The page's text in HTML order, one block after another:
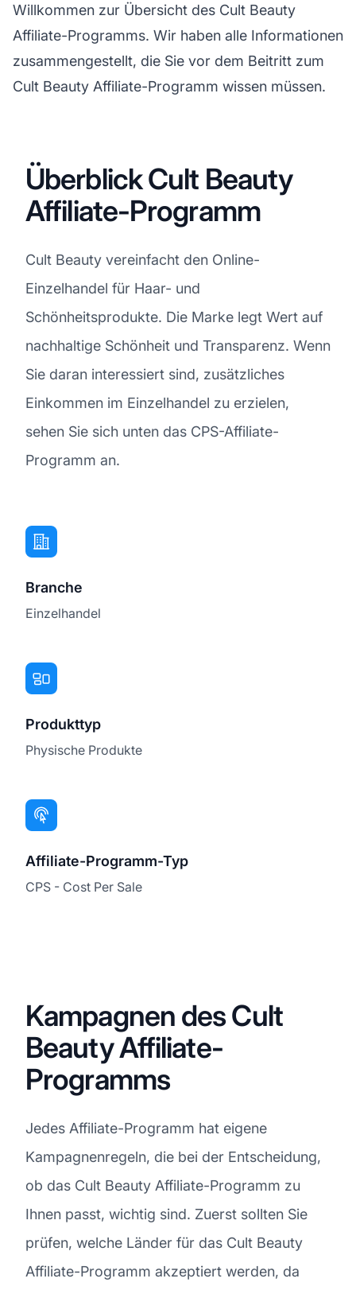
Willkommen zur Übersicht des Cult Beauty
Affiliate-Programms. Wir haben alle Informationen
zusammengestellt, die Sie vor dem Beitritt zum
Cult Beauty Affiliate-Programm wissen müssen.
Überblick Cult Beauty
Affiliate-Programm
Cult Beauty vereinfacht den Online-
Einzelhandel für Haar- und
Schönheitsprodukte. Die Marke legt Wert auf
nachhaltige Schönheit und Transparenz. Wenn
Sie daran interessiert sind, zusätzliches
Einkommen im Einzelhandel zu erzielen,
sehen Sie sich unten das CPS-Affiliate-
Programm an.
Branche
Einzelhandel
Produkttyp
Physische Produkte
Affiliate-Programm-Typ
CPS - Cost Per Sale
Kampagnen des Cult
Beauty Affiliate-
Programms
Jedes Affiliate-Programm hat eigene
Kampagnenregeln, die bei der Entscheidung,
ob das Cult Beauty Affiliate-Programm zu
Ihnen passt, wichtig sind. Zuerst sollten Sie
prüfen, welche Länder für das Cult Beauty
Affiliate-Programm akzeptiert werden, da